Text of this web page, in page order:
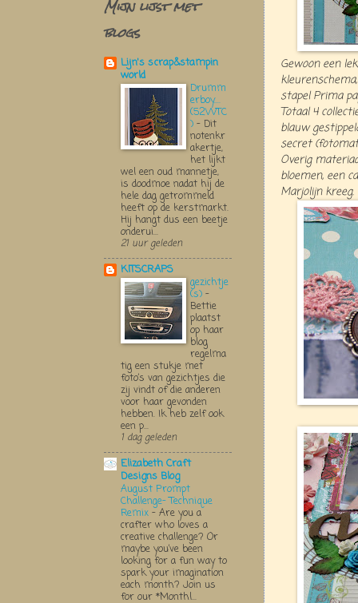
Gewoon een
stapel Prima
Totaal 4
blauw
secret
Overig
bloemen, een
Marjolijn
Mijn lijst met
blogs
Lijn's scrap&stampin
world
Drumm
erboy....
(52WTC
) - Dit
notenkr
akertje,
het lijkt
wel een oud mannetje,
is doodmoe nadat hij de
hele dag getrommeld
heeft op de kerstmarkt.
Hij hangt dus een beetje
onderui...
21 uur geleden
KITSCRAPS
gezichtje
(s) -
Bettie
plaatst
op haar
blog
regelma
tig een stukje met
foto’s van gezichtjes die
zij vindt of die anderen
voor haar gevonden
hebben. Ik heb zelf ook
een p...
1 dag geleden
Elizabeth Craft
Designs Blog
August Prompt
Challenge- Technique
Remix - Are you a
crafter who loves a
creative challenge? Or
maybe you’ve been
looking for a fun way to
spark your imagination
each month? Join us
for our *Monthl...